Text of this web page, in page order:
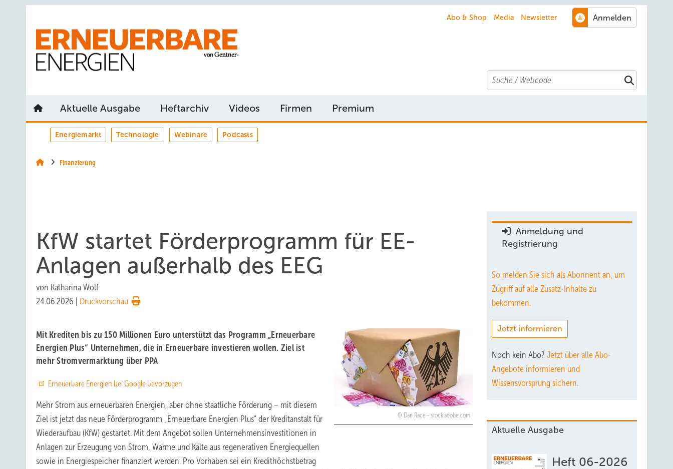
Abo & Shop Media Newsletter
Search
Aktuelle Ausgabe Heftarchiv Videos Firmen Premium
Energiemarkt Technologie Webinare Podcasts
Finanzierung
KfW startet Förderprogramm für EE-
Anlagen außerhalb des EEG
von Katharina Wolf
24.06.2026
Druckvorschau
Dan Race - stock.adobe.com
Mit Krediten bis zu 150 Millionen Euro unterstützt das Programm „Erneuerbare
Energien Plus“ Unternehmen, die in Erneuerbare investieren wollen. Ziel ist
mehr Stromvermarktung über PPA
Erneuerbare Energien bei Google bevorzugen
Mehr Strom aus erneuerbaren Energien, aber ohne staatliche Förderung – mit diesem
Ziel ist jetzt das neue Förderprogramm „Erneuerbare Energien Plus“ der Kreditanstalt für
Wiederaufbau (KfW) gestartet. Mit dem Angebot sollen Unternehmensinvestitionen in
Anlagen zur Erzeugung von Strom, Wärme und Kälte aus regenerativen Energiequellen
sowie in Energiespeicher finanziert werden. Pro Vorhaben sei ein Kredithöchstbetrag
Anmeldung und
Registrierung
So melden Sie sich als Abonnent an, um
Zugriff auf alle Zusatz-Inhalte zu
bekommen.
Jetzt informieren
Noch kein Abo? Jetzt über alle Abo-
Angebote informieren und
Wissensvorsprung sichern.
Aktuelle Ausgabe
Heft 06-2026